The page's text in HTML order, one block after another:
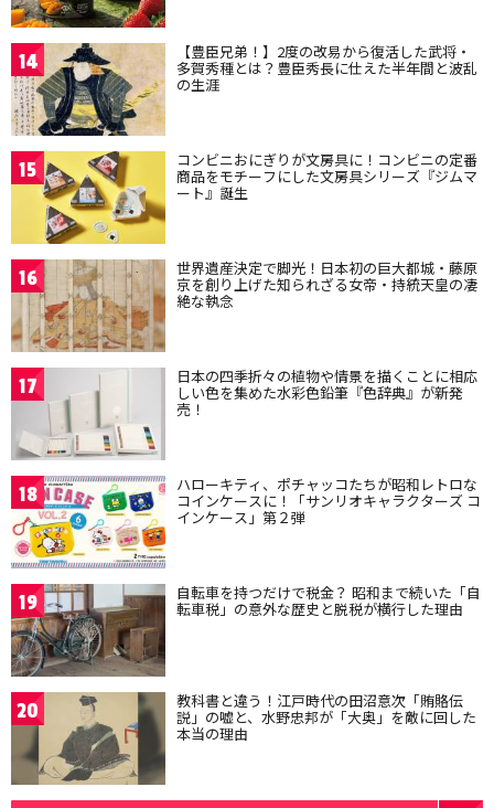
14 【豊臣兄弟！】2度の改易から復活した武将・
多賀秀種とは？豊臣秀長に仕えた半年間と波乱
の生涯
15 コンビニおにぎりが文房具に！コンビニの定番
商品をモチーフにした文房具シリーズ『ジムマ
ート』誕生
16 世界遺産決定で脚光！日本初の巨大都城・藤原
京を創り上げた知られざる女帝・持統天皇の凄
絶な執念
17 日本の四季折々の植物や情景を描くことに相応
しい色を集めた水彩色鉛筆『色辞典』が新発
売！
18 ハローキティ、ポチャッコたちが昭和レトロな
コインケースに！「サンリオキャラクターズ コ
インケース」第２弾
19 自転車を持つだけで税金？ 昭和まで続いた「自
転車税」の意外な歴史と脱税が横行した理由
20 教科書と違う！江戸時代の田沼意次「賄賂伝
説」の嘘と、水野忠邦が「大奥」を敵に回した
本当の理由